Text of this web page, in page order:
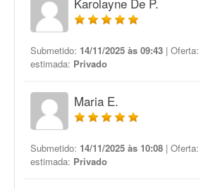
Submetido: 14/11/2025 às 09:43 | Oferta:
estimada: Privado
Maria E.
Submetido: 14/11/2025 às 10:08 | Oferta:
estimada: Privado